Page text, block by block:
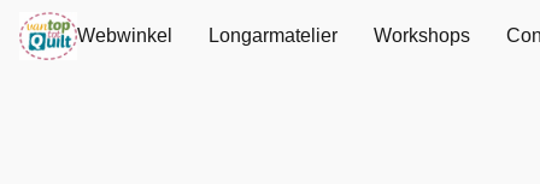
Webwinkel Longarmatelier Workshops